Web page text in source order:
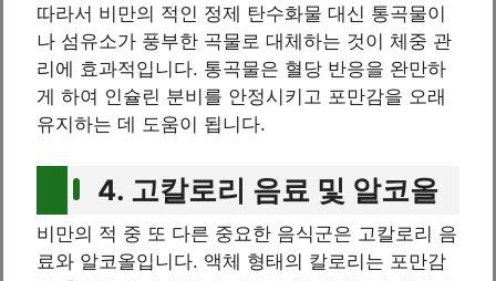
따라서 비만의 적인 정제 탄수화물 대신 통곡물이
나 섬유소가 풍부한 곡물로 대체하는 것이 체중 관
리에 효과적입니다. 통곡물은 혈당 반응을 완만하
게 하여 인슐린 분비를 안정시키고 포만감을 오래
유지하는 데 도움이 됩니다.
4. 고칼로리 음료 및 알코올
비만의 적 중 또 다른 중요한 음식군은 고칼로리 음
료와 알코올입니다. 액체 형태의 칼로리는 포만감